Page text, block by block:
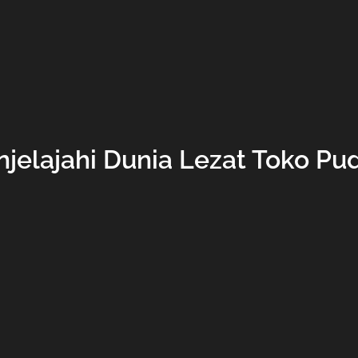
Dunia Lezat Toko